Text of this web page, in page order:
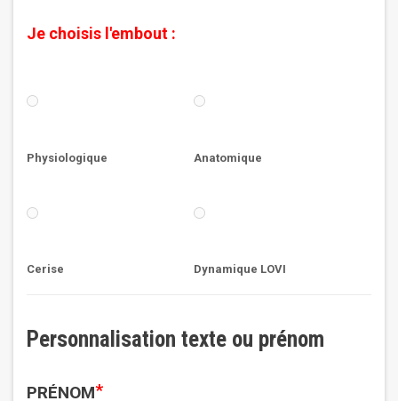
Je choisis l'embout :
Physiologique Anatomique
Cerise Dynamique LOVI
Personnalisation texte ou prénom
PRÉNOM*